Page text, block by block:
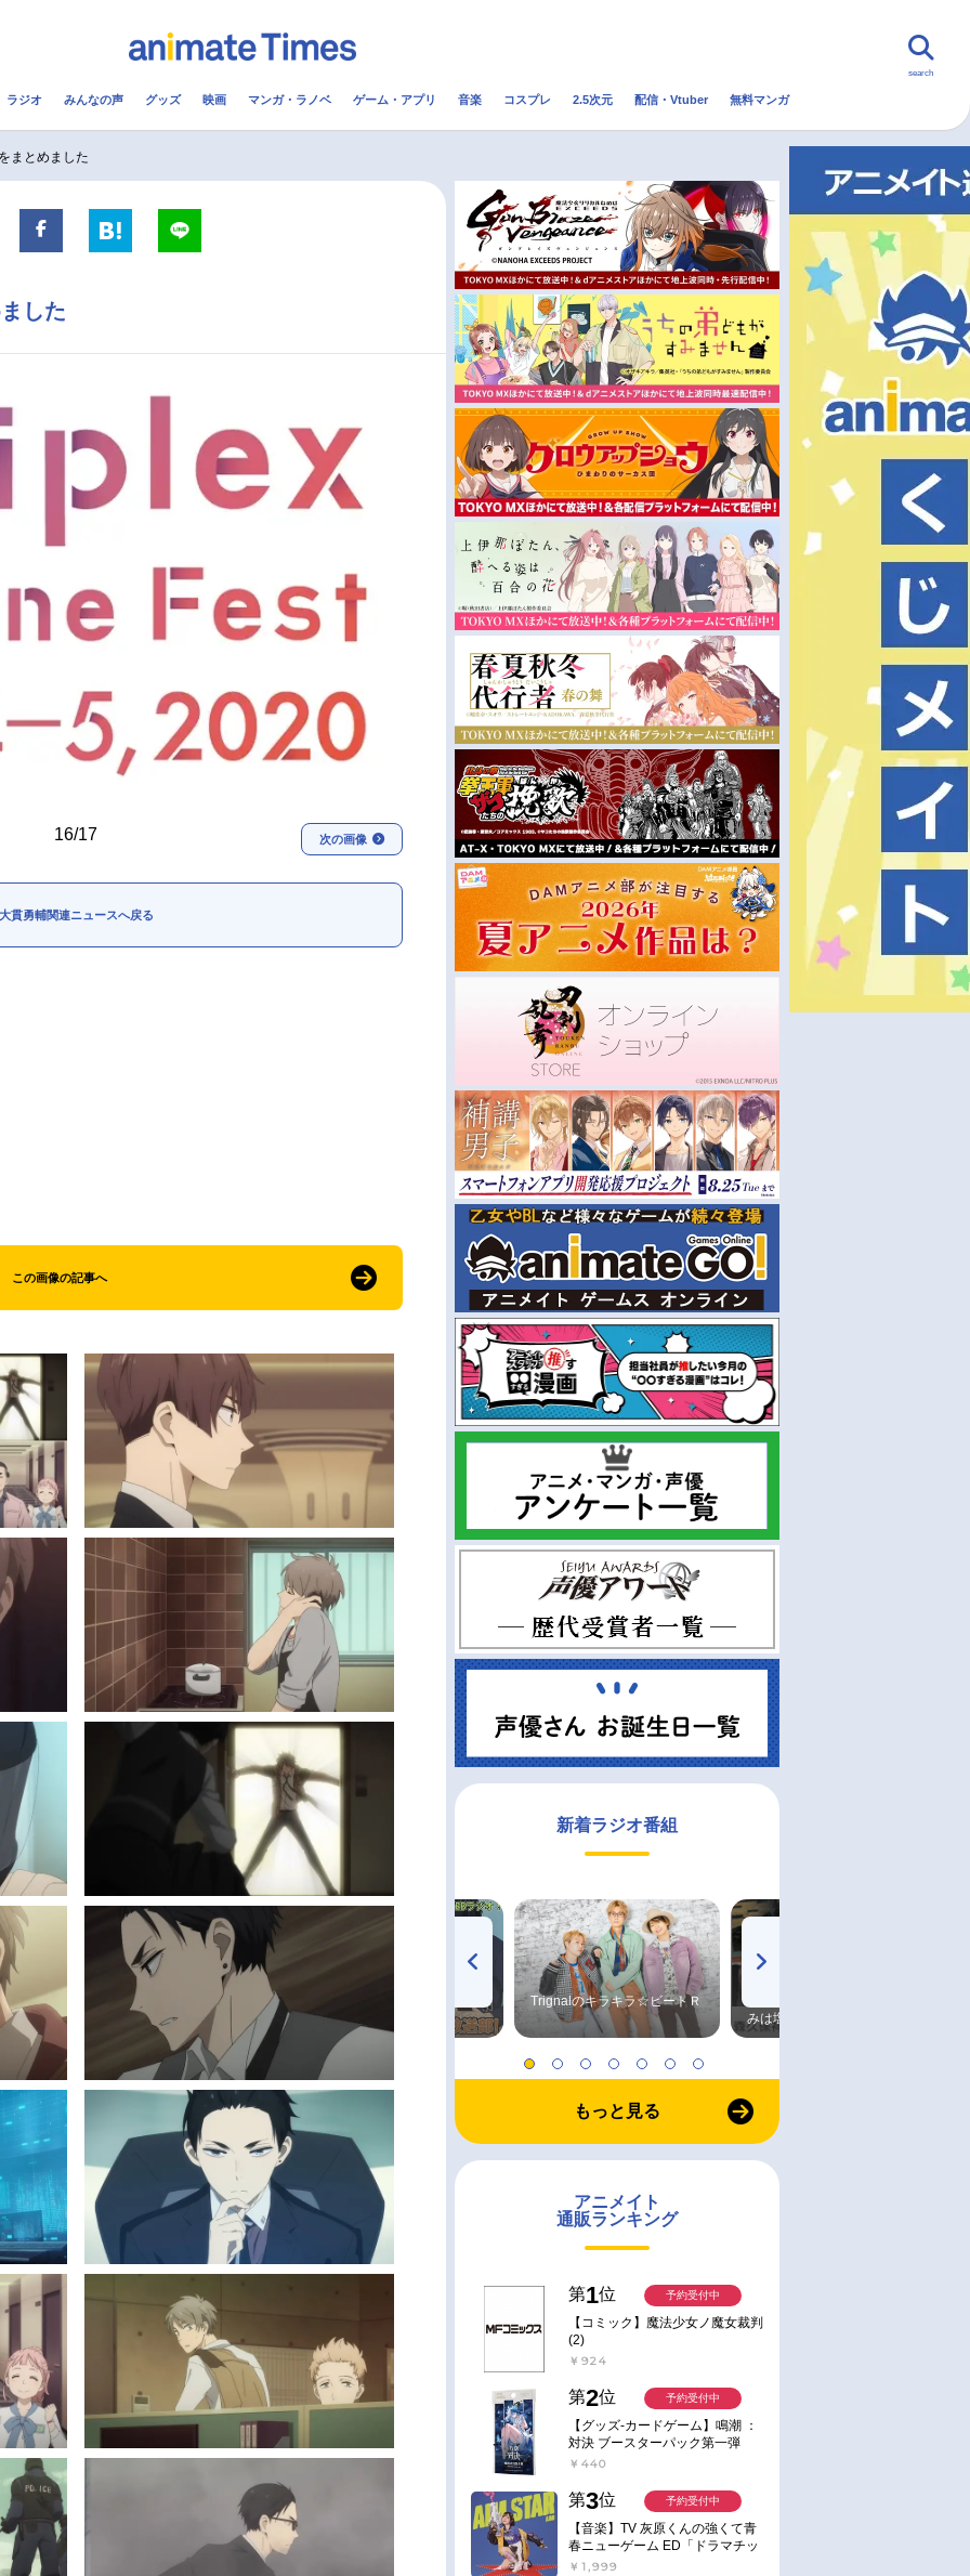
配信・Vtuber トレンド 無料マンガ
男性声優/女性声優一覧
今期アニメ曜日別一覧
夏アニメ
秋アニメ
冬アニメ
search
ラジオ みんなの声 グッズ 映画 マンガ・ラノベ ゲーム・アプリ 音楽 コスプレ 2.5次元 配信・Vtuber 無料マンガ
まとめました
した
16/17 次の画像
貫勇輔関連ニュースへ戻る
この画像の記事へ
新着ラジオ番組
TVアニメ『戦隊大失格』
radio 大直会 2nd season
Trignalのキラキラ☆ビートＲ
みは塩だけ
もっと見る
アニメイト
通販ランキング
第1位
【コミック】魔法少女ノ魔女裁判
(2)
￥924
予約受付中
第2位
【グッズ-カードゲーム】鳴潮 ：
対決 ブースターパック第一弾
【ポイント2倍】
￥440
予約受付中
第3位
【音楽】TV 灰原くんの強くて青
春ニューゲーム ED「ドラマチッ
ク逃避行」収録シングル AIM
￥1,999
予約受付中